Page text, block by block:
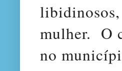
mulher. O
no